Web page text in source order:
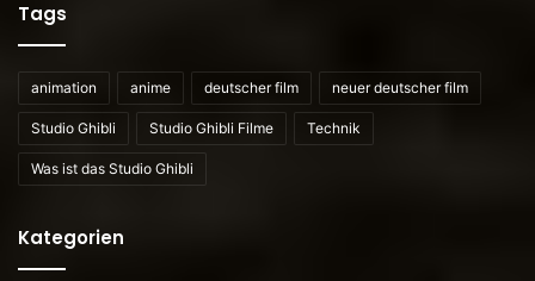
Tags
animation anime deutscher film neuer deutscher film
Studio Ghibli Studio Ghibli Filme Technik
Was ist das Studio Ghibli
Kategorien